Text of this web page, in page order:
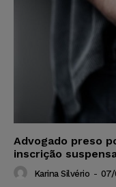
Advogado preso
inscrição
Karina Silvério - 07/